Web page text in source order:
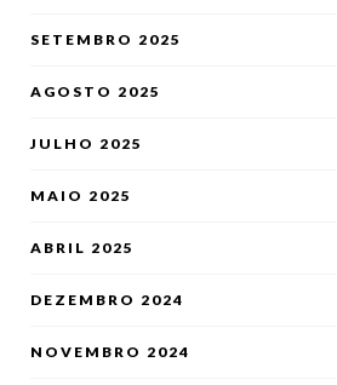
SETEMBRO 2025
AGOSTO 2025
JULHO 2025
MAIO 2025
ABRIL 2025
DEZEMBRO 2024
NOVEMBRO 2024